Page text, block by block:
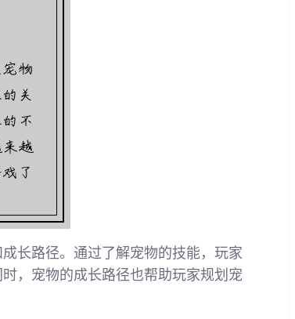
长路径。通过了解宠物的技能，玩家
，宠物的成长路径也帮助玩家规划宠